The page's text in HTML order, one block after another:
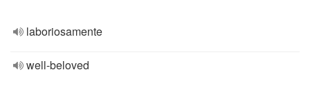
laboriosamente
well-beloved